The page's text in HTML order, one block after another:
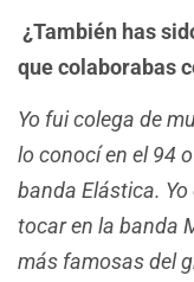
¿También has
que colaborabas
Yo fui colega de
lo conocí en el 94
banda Elástica.
tocar en la banda
más famosas del